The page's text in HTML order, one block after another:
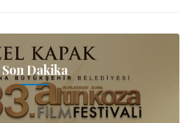
Son Dakika